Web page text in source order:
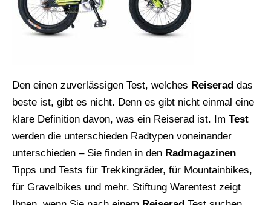
Den einen zuverlässigen Test, welches Reiserad das
beste ist, gibt es nicht. Denn es gibt nicht einmal eine
klare Definition davon, was ein Reiserad ist. Im Test
werden die unterschieden Radtypen voneinander
unterschieden – Sie finden in den Radmagazinen
Tipps und Tests für Trekkingräder, für Mountainbikes,
für Gravelbikes und mehr. Stiftung Warentest zeigt